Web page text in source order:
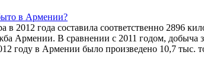
в Армении?
в 2012 года составила соответственно 2896
Армении. В сравнении с 2011 годом, добыча
году в Армении было произведено 10,7 тыс.